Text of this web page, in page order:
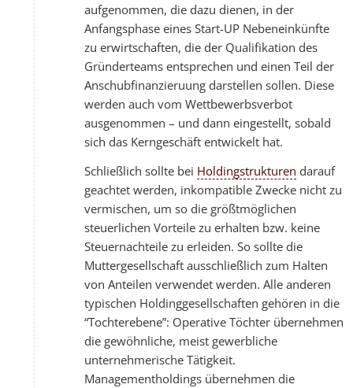
aufgenommen, die dazu dienen, in der
Anfangsphase eines Start-UP Nebeneinkünfte
zu erwirtschaften, die der Qualifikation des
Gründerteams entsprechen und einen Teil der
Anschubfinanzieruung darstellen sollen. Diese
werden auch vom Wettbewerbsverbot
ausgenommen – und dann eingestellt, sobald
sich das Kerngeschäft entwickelt hat.
Schließlich sollte bei Holdingstrukturen darauf
geachtet werden, inkompatible Zwecke nicht zu
vermischen, um so die größtmöglichen
steuerlichen Vorteile zu erhalten bzw. keine
Steuernachteile zu erleiden. So sollte die
Muttergesellschaft ausschließlich zum Halten
von Anteilen verwendet werden. Alle anderen
typischen Holdinggesellschaften gehören in die
“Tochterebene”: Operative Töchter übernehmen
die gewöhnliche, meist gewerbliche
unternehmerische Tätigkeit.
Managementholdings übernehmen die